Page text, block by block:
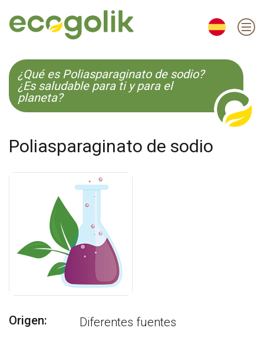
EN ES CS KO
¿Qué es Poliasparaginato de sodio?
¿Es saludable para ti y para el
planeta?
Poliasparaginato de sodio
Origen:
Diferentes fuentes